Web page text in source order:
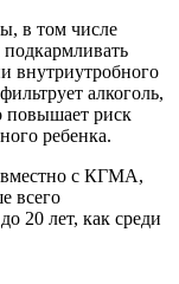
в том числе
внутриутробного
алкоголь,
повышает риск
ребенка.
с КГМА,
всего
20 лет, как среди